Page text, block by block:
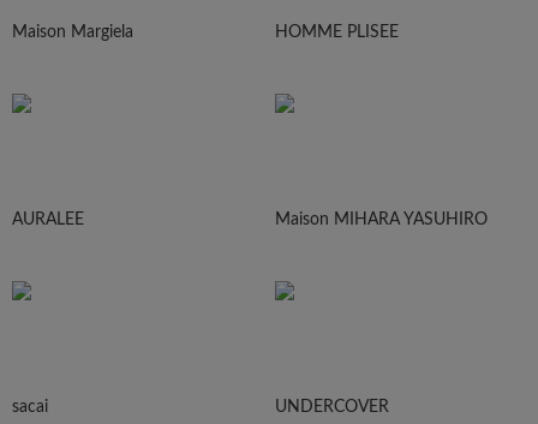
Maison Margiela HOMME PLISEE
AURALEE Maison MIHARA YASUHIRO
sacai UNDERCOVER